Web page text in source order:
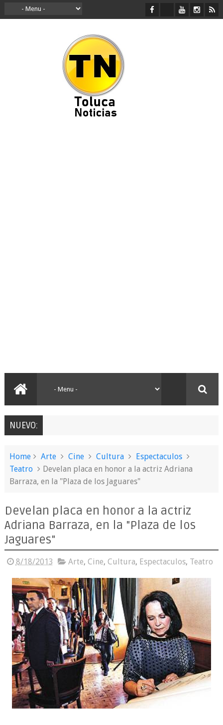
NUEVO:
Home Arte Cine Cultura
Espectaculos
Teatro
Develan placa en honor a la actriz Adriana
Barraza, en la "Plaza de los Jaguares"
Develan placa en honor a la actriz
Adriana Barraza, en la "Plaza de los
Jaguares"
8/18/2013 Arte, Cine, Cultura, Espectaculos, Teatro